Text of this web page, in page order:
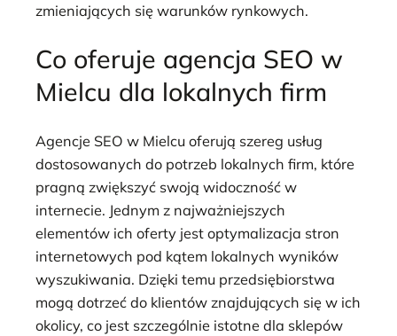
zmieniających się warunków rynkowych.
Co oferuje agencja SEO w
Mielcu dla lokalnych firm
Agencje SEO w Mielcu oferują szereg usług
dostosowanych do potrzeb lokalnych firm, które
pragną zwiększyć swoją widoczność w
internecie. Jednym z najważniejszych
elementów ich oferty jest optymalizacja stron
internetowych pod kątem lokalnych wyników
wyszukiwania. Dzięki temu przedsiębiorstwa
mogą dotrzeć do klientów znajdujących się w ich
okolicy, co jest szczególnie istotne dla sklepów